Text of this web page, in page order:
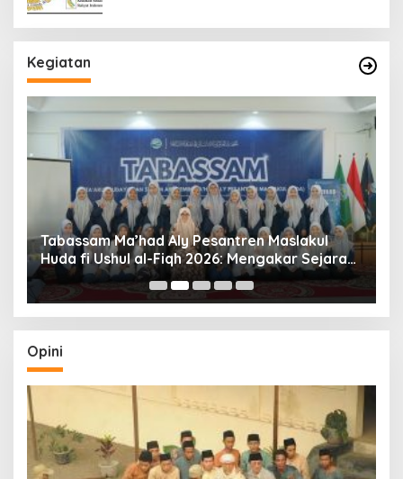
Kegiatan
Tabassam Ma’had Aly Pesantren Maslakul
Huda fi Ushul al-Fiqh 2026: Mengakar Sejarah,
Menjangkau Peradaban”
Opini